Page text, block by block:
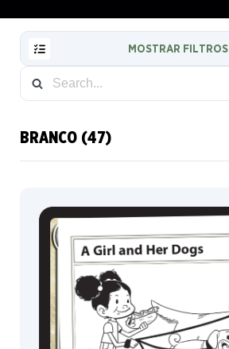
MOSTRAR FILTROS
FILTER
CARTAS
INFO
COLECIONADOR
COR
BRANCO (47)